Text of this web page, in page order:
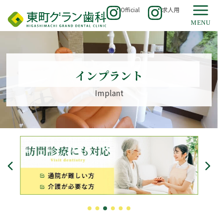
Official 求人用
インプラント
Implant